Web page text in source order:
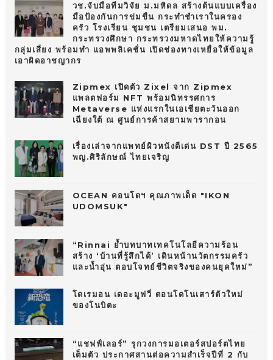
วช.จับมือทีมวิจัย ม.มหิดล สร้างต้นแบบเครื่อง
มือป้องกันการข่มขืน กระทำชำเราในครอง
ครัว โรงเรียน ชุมชน เตรียมเสนอ พม.
กระทรวงศึกษา กระทรวงมหาดไทยให้ความรู้
กลุ่มเสี่ยง พร้อมทำ แอพพลิเคชั่น เปิดช่องทางเหยื่อให้ข้อมูล
เอาผิดอาชญากร
Zipmex เปิดตัว Zixel จาก Zipmex
แพลตฟอร์ม NFT พร้อมนิทรรศการ
Metaverse แห่งแรกในเอเชียตะวันออก
เฉียงใต้ ณ ศูนย์การค้าสยามพารากอน
เรื่องเล่าจากแพทย์ผิวหนังดีเด่น DST ปี 2565
พญ.ศิริลักษณ์ ไทยเจริญ
OCEAN คอนโดฯ คุณภาพเด็ด "IKON
UDOMSUK"
“Rinnai ย้ำบทบาทเทคโนโลยีความร้อน
สร้าง ‘บ้านที่รู้สึกได้’ เดินหน้านวัตกรรมครัว
และน้ำอุ่น ตอบโจทย์ชีวิตจริงของคนยุคใหม่”
โดเรมอน เดอะมูฟวี่ ตอนโดโนเสาร์ตัวใหม่
ของโนบิตะ
“แชฟฟ์เลอร์” รุกวงการมอเตอร์สปอร์ตไทย
เต็มตัว ประกาศสานต่อความสำเร็จปีที่ 2 กับ